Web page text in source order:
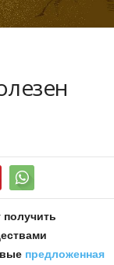
получить
предложенная